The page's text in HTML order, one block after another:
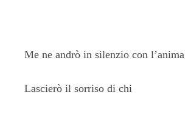
Me ne andrò in silenzio con l’anima
Lascierò il sorriso di chi